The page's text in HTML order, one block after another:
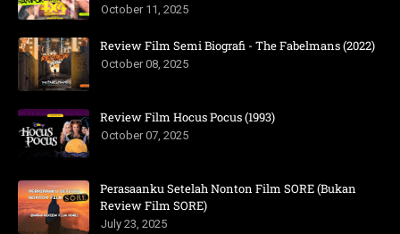
October 11, 2025
Review Film Semi Biografi - The Fabelmans (2022)
October 08, 2025
Review Film Hocus Pocus (1993)
October 07, 2025
Perasaanku Setelah Nonton Film SORE (Bukan
Review Film SORE)
July 23, 2025